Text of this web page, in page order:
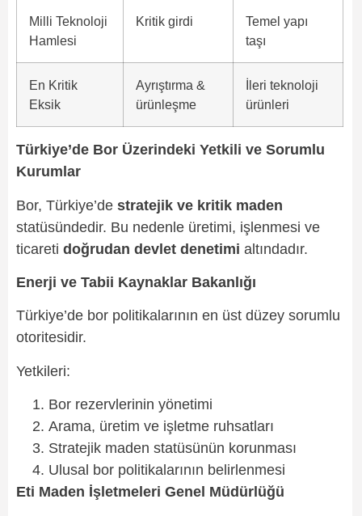
Milli Teknoloji
Hamlesi
Kritik girdi
Temel yapı
taşı
En Kritik
Eksik
Ayrıştırma &
ürünleşme
İleri teknoloji
ürünleri
Türkiye’de Bor Üzerindeki Yetkili ve Sorumlu
Kurumlar
Bor, Türkiye’de stratejik ve kritik maden
statüsündedir. Bu nedenle üretimi, işlenmesi ve
ticareti doğrudan devlet denetimi altındadır.
Enerji ve Tabii Kaynaklar Bakanlığı
Türkiye’de bor politikalarının en üst düzey sorumlu
otoritesidir.
Yetkileri:
Bor rezervlerinin yönetimi
Arama, üretim ve işletme ruhsatları
Stratejik maden statüsünün korunması
Ulusal bor politikalarının belirlenmesi
Eti Maden İşletmeleri Genel Müdürlüğü